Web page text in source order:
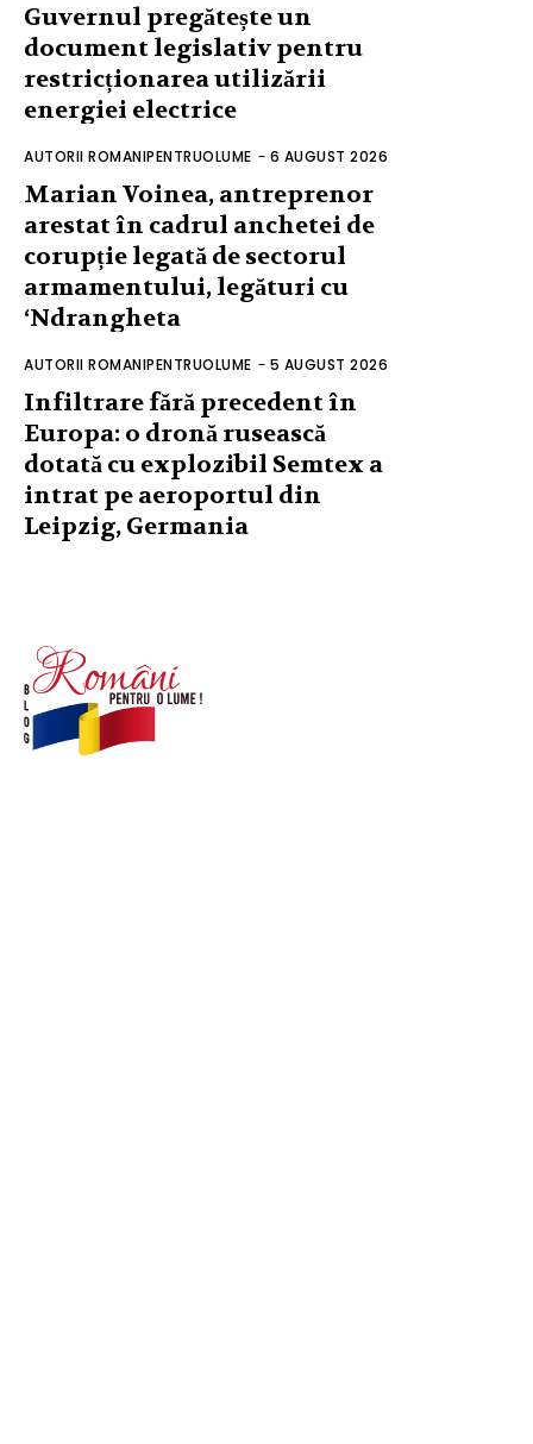
Guvernul pregătește un
document legislativ pentru
restricționarea utilizării
energiei electrice
AUTORII ROMANIPENTRUOLUME - 6 AUGUST 2026
Marian Voinea, antreprenor
arestat în cadrul anchetei de
corupție legată de sectorul
armamentului, legături cu
‘Ndrangheta
AUTORII ROMANIPENTRUOLUME - 5 AUGUST 2026
Infiltrare fără precedent în
Europa: o dronă rusească
dotată cu explozibil Semtex a
intrat pe aeroportul din
Leipzig, Germania